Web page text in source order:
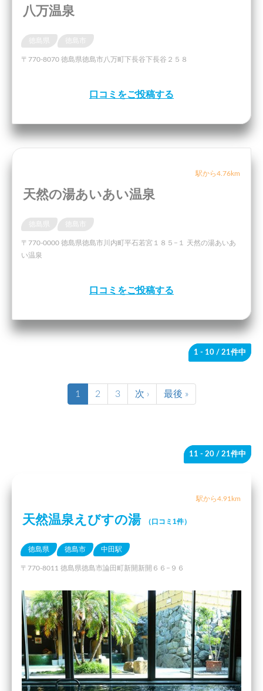
八万温泉
〒770-8070 徳島県徳島市八万町下長谷下長谷２５８
口コミをご投稿する
駅から4.76km
天然の湯あいあい温泉
〒770-0000 徳島県徳島市川内町平石若宮１８５−１ 天然の湯あいあ
い温泉
口コミをご投稿する
1 - 10 / 21件中
1 2 3 次 › 最後 »
11 - 20 / 21件中
駅から4.91km
天然温泉えびすの湯 （口コミ1件）
徳島県 徳島市 中田駅
〒770-8011 徳島県徳島市論田町新開新開６６−９６